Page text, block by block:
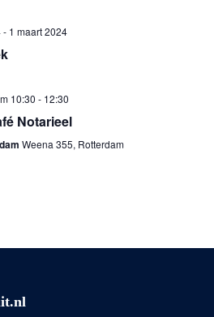
- 1 maart 2024
10:30 - 12:30
Notarieel
Weena 355, Rotterdam